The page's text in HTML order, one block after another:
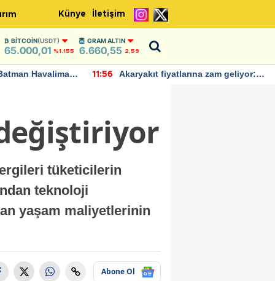
Künye İletişim
BITCOIN(USDT)
65.000,01 %1.155
GRAM ALTIN
6.660,55 2,59
Havalimanı
11:56
Akaryakıt fiyatlarına zam geliyor:
değiştiriyor
tüketicilerin
teknoloji
yaşam maliyetlerinin
Abone Ol